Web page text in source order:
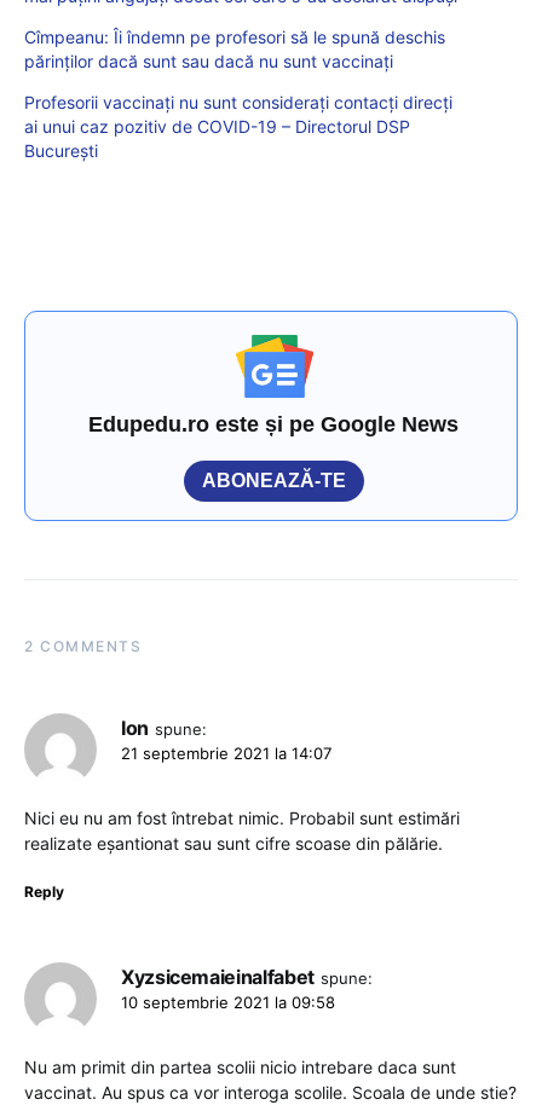
Cîmpeanu: Îi îndemn pe profesori să le spună deschis
părinților dacă sunt sau dacă nu sunt vaccinați
Profesorii vaccinați nu sunt considerați contacți direcți
ai unui caz pozitiv de COVID-19 – Directorul DSP
București
Edupedu.ro este și pe Google News
ABONEAZĂ-TE
2 COMMENTS
Ion spune:
21 septembrie 2021 la 14:07
Nici eu nu am fost întrebat nimic. Probabil sunt estimări
realizate eșantionat sau sunt cifre scoase din pălărie.
Reply
Xyzsicemaieinalfabet spune:
10 septembrie 2021 la 09:58
Nu am primit din partea scolii nicio intrebare daca sunt
vaccinat. Au spus ca vor interoga scolile. Scoala de unde stie?